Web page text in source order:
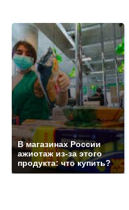
В магазинах России
ажиотаж из-за этого
продукта: что купить?